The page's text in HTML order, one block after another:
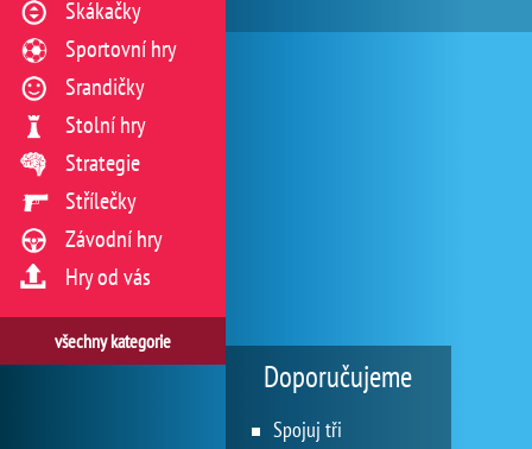
Skákačky
Sportovní hry
Srandičky
Stolní hry
Strategie
Střílečky
Závodní hry
Hry od vás
všechny kategorie
Doporučujeme
Spojuj tři